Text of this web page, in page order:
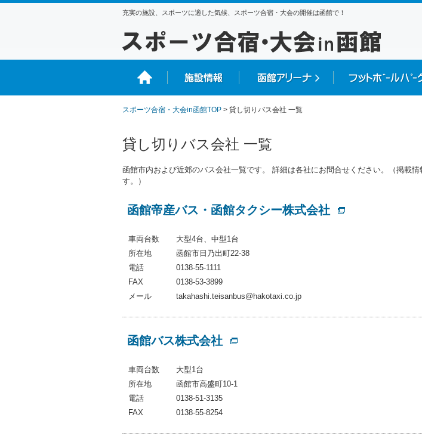
充実の施設、スポーツに適した気候、スポーツ合宿・大会の開催は函館で！
スポーツ合宿・大会in函館TOP> 貸し切りバス会社 一覧
貸し切りバス会社 一覧
函館市内および近郊のバス会社一覧です。 詳細は各社にお問合せください。（掲載
す。）
函館帝産バス・函館タクシー株式会社
車両台数
大型4台、中型1台
所在地
函館市日乃出町22-38
電話
0138-55-1111
FAX
0138-53-3899
メール
takahashi.teisanbus@hakotaxi.co.jp
函館バス株式会社
車両台数
大型1台
所在地
函館市高盛町10-1
電話
0138-51-3135
FAX
0138-55-8254